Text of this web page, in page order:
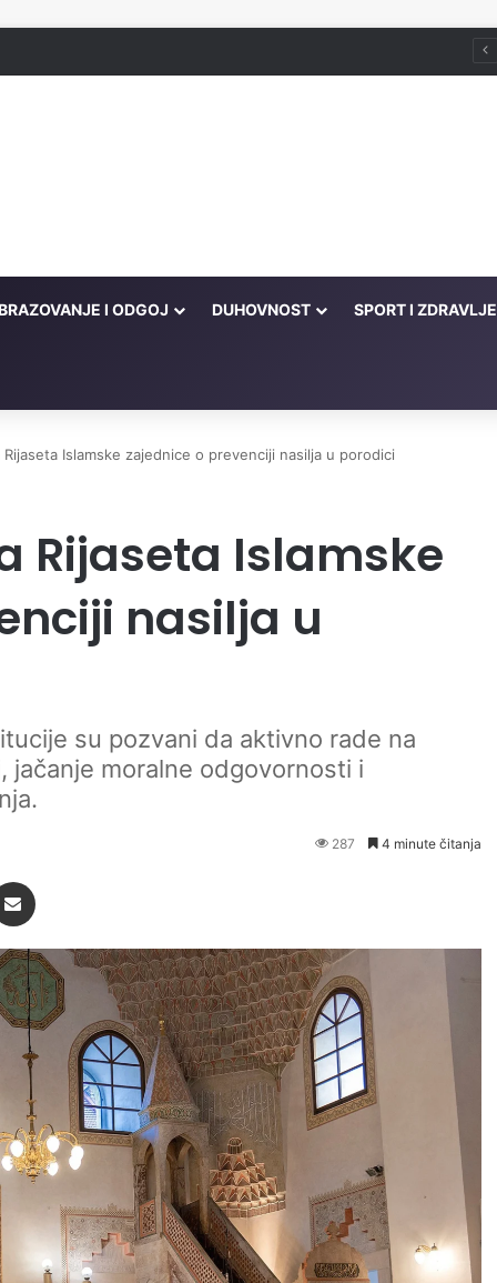
Husein ef. Đozo
I ODGOJ DUHOVNOST SPORT I ZDRAVLJE
Islamske zajednice o prevenciji nasilja u porodici
Rijaseta Islamske
nasilja u
su pozvani da aktivno rade na
jačanje moralne odgovornosti i
287 4 minute čitanja